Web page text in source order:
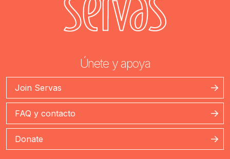
Únete y apoya
Join Servas
FAQ y contacto
Donate